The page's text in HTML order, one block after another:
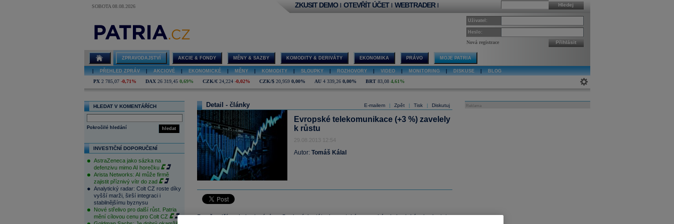
SOBOTA 08.08.2026 Hledej
ZKUSIT DEMO | OTEVŘÍT ÚČET | WEBTRADER |
Uživatel:
Heslo:
Nová registrace Přihlásit
ZPRAVODAJSTVÍ AKCIE & FONDY MĚNY & SAZBY KOMODITY & DERIVÁTY EKONOMIKA PRÁVO MOJE PATRIA
PŘEHLED ZPRÁV AKCIOVÉ EKONOMICKÉ MĚNY KOMODITY SLOUPKY ROZHOVORY VIDEO MONITORING DISKUSE BLOG
PX 2 785,07 -0,71% DAX 26 319,45 0,69% CZK/€ 24,224 -0,02% CZK/$ 20,959 0,00% AU 4 339,26 0,00% BRT 83,08 4,61%
HLEDAT V KOMENTÁŘÍCH
hledat
Pokročilé hledání
INVESTIČNÍ DOPORUČENÍ
AstraZeneca jako sázka na
defenzivu mimo AI horečku
Arista Networks: AI může firmě
zajistit příznivý vítr do zad
Analytický radar: Colt CZ roste díky
vyšší marži, širší integraci i
stabilnějšímu byznysu
Nové střelivo pro další růst. Patria
mění cílovou cenu pro Colt CZ
E-mailem Zpět Tisk Diskutuj
Detail - články
Evropské telekomunikace (+3 %) zavelely
k růstu
29.08.2013 12:54
Autor: Tomáš Kálal
Po včerejším obchodování ve Spojených státech, se také evropské akcie dokázaly dostat z
Reklama